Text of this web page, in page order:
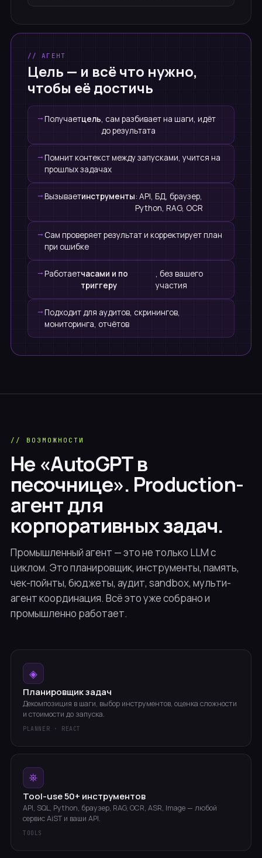
// АГЕНТ
Цель — и всё что нужно,
чтобы её достичь
Получаетцель, сам разбивает на шаги, идёт
до результата
Помнит контекст между запусками, учится на
прошлых задачах
Вызываетинструменты: API, БД, браузер,
Python, RAG, OCR
Сам проверяет результат и корректирует план
при ошибке
Работаетчасами и по
триггеру
, без вашего
участия
Подходит для аудитов, скринингов,
мониторинга, отчётов
// ВОЗМОЖНОСТИ
Не «AutoGPT в
песочнице». Production-
агент для
корпоративных задач.
Промышленный агент — это не только LLM с
циклом. Это планировщик, инструменты, память,
чек-пойнты, бюджеты, аудит, sandbox, мульти-
агент координация. Всё это уже собрано и
промышленно работает.
◈
Планировщик задач
Декомпозиция в шаги, выбор инструментов, оценка сложности
и стоимости до запуска.
PLANNER · REACT
⛯
Tool-use 50+ инструментов
API, SQL, Python, браузер, RAG, OCR, ASR, Image — любой
сервис AiST и ваши API.
TOOLS